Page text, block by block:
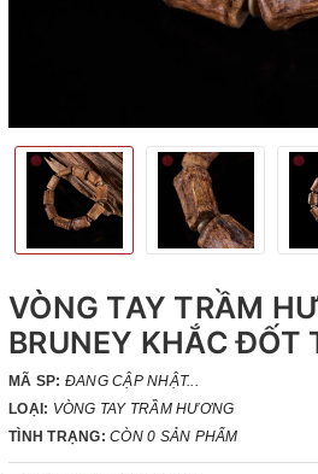
VÒNG TAY TRẦM
BRUNEY KHẮC ĐỐT
MÃ SP: ĐANG CẬP NHẬT...
LOẠI: VÒNG TAY TRẦM HƯƠNG
TÌNH TRẠNG: CÒN 0 SẢN PHẨM